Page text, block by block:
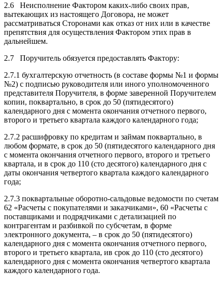
2.6 Неисполнение Фактором каких-либо своих прав,
вытекающих из настоящего Договора, не может
рассматриваться Сторонами как отказ от них или в качестве
препятствия для осуществления Фактором этих прав в
дальнейшем.
2.7 Поручитель обязуется предоставлять Фактору:
2.7.1 бухгалтерскую отчетность (в составе формы №1 и формы
№2) с подписью руководителя или иного уполномоченного
представителя Поручителя, в форме заверенной Поручителем
копии, поквартально, в срок до 50 (пятидесятого)
календарного дня с момента окончания отчетного первого,
второго и третьего квартала каждого календарного года;
2.7.2 расшифровку по кредитам и займам поквартально, в
любом формате, в срок до 50 (пятидесятого календарного дня
с момента окончания отчетного первого, второго и третьего
квартала, и в срок до 110 (сто десятого) календарного дня с
даты окончания четвертого квартала каждого календарного
года;
2.7.3 поквартальные оборотно-сальдовые ведомости по счетам
62 «Расчеты с покупателями и заказчиками», 60 «Расчеты с
поставщиками и подрядчиками с детализацией по
контрагентам и разбивкой по субсчетам, в форме
электронного документа, – в срок до 50 (пятидесятого)
календарного дня с момента окончания отчетного первого,
второго и третьего квартала, ив срок до 110 (сто десятого)
календарного дня с момента окончания четвертого квартала
каждого календарного года.